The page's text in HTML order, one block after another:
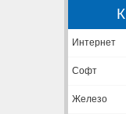
Интернет
Софт
Железо